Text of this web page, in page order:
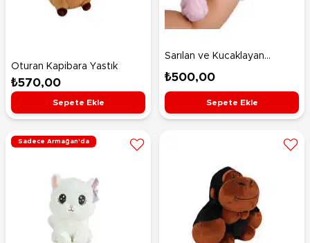
Oturan Kapibara Yastık
₺570,00
Sepete Ekle
Sarılan ve Kucaklayan
Tavşan Pembe
₺500,00
Sepete Ekle
Sadece Armağan'da